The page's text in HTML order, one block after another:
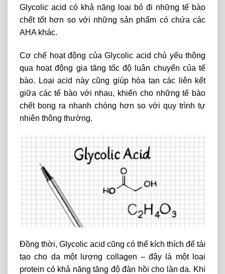
Glycolic acid có khả năng loại bỏ đi những tế bào
chết tốt hơn so với những sản phẩm có chứa các
AHA khác.
Cơ chế hoạt động của Glycolic acid chủ yếu thông
qua hoạt động gia tăng tốc độ luân chuyển của tế
bào. Loại acid này cũng giúp hòa tan các liên kết
giữa các tế bào với nhau, khiến cho những tế bào
chết bong ra nhanh chóng hơn so với quy trình tự
nhiên thông thường.
Đồng thời, Glycolic acid cũng có thể kích thích để tái
tạo cho da một lượng collagen – đây là một loại
protein có khả năng tăng độ đàn hồi cho làn da. Khi